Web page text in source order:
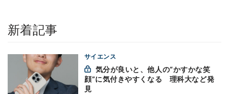
新着記事
サイエンス
顔”に気付きやすくなる 理科大など発
見